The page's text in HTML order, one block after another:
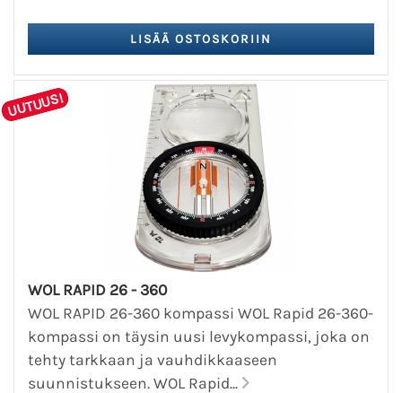
UUTUUS!
WOL RAPID 26 - 360
WOL RAPID 26-360 kompassi WOL Rapid 26-360-
kompassi on täysin uusi levykompassi, joka on
tehty tarkkaan ja vauhdikkaaseen
suunnistukseen. WOL Rapid...